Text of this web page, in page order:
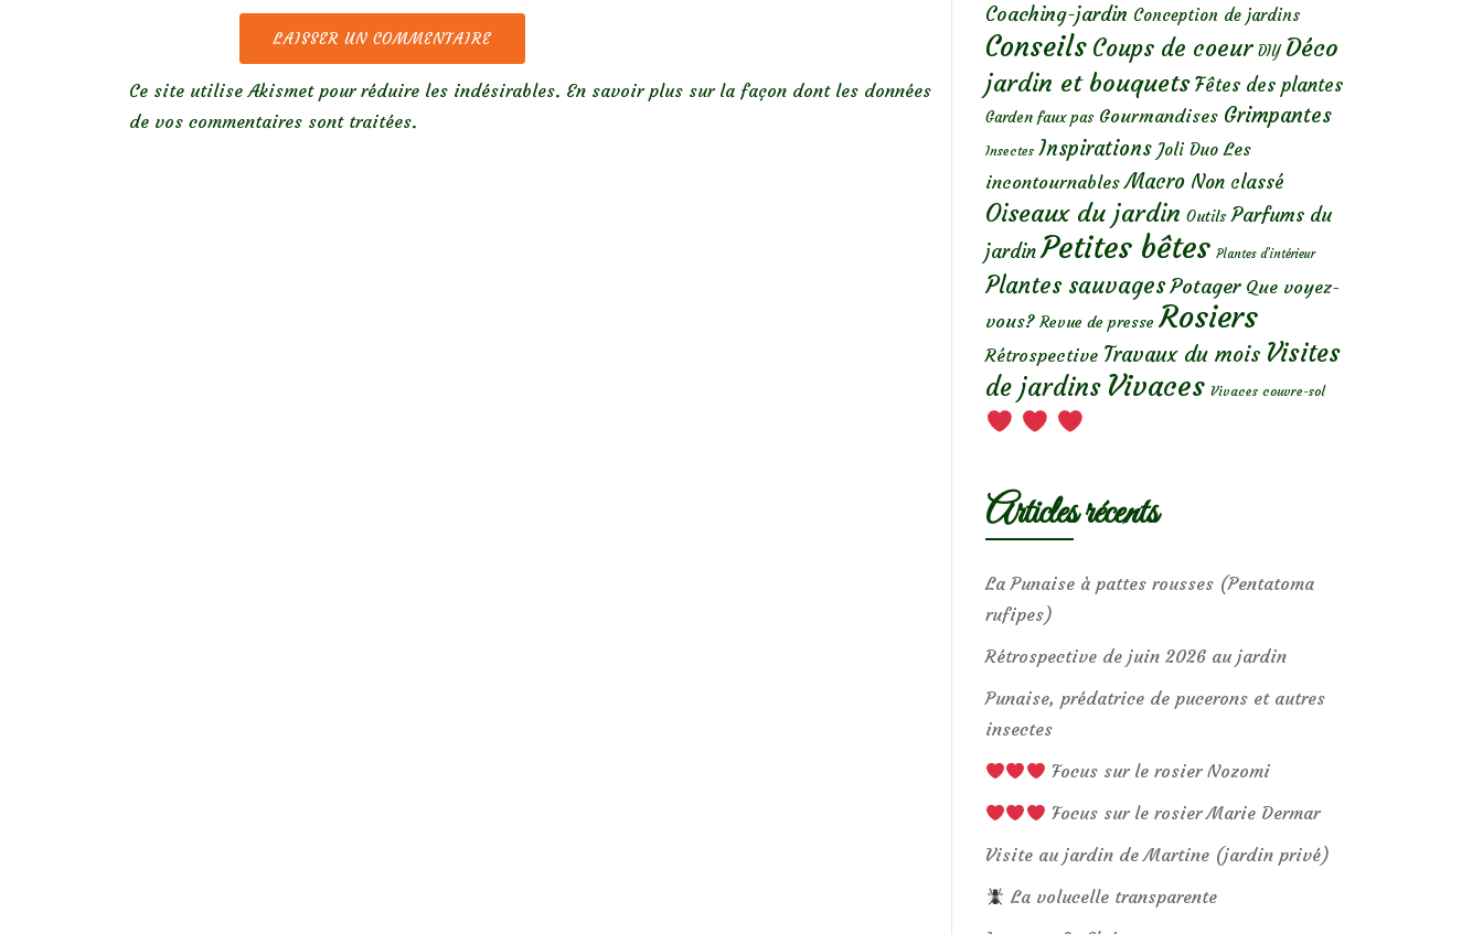
Ce site utilise Akismet pour réduire les indésirables. En savoir plus sur la façon dont les données
de vos commentaires sont traitées.
Coaching-jardin Conception de jardins
Conseils Coups de coeur DIY Déco
jardin et bouquets Fêtes des plantes
Garden faux pas Gourmandises Grimpantes
Insectes Inspirations Joli Duo Les
incontournables Macro Non classé
Oiseaux du jardin Outils Parfums du
jardin Petites bêtes Plantes d’intérieur
Plantes sauvages Potager Que voyez-
vous? Revue de presse Rosiers
Rétrospective Travaux du mois Visites
de jardins Vivaces Vivaces couvre-sol
Articles récents
La Punaise à pattes rousses (Pentatoma
rufipes)
Rétrospective de juin 2026 au jardin
Punaise, prédatrice de pucerons et autres
insectes
Focus sur le rosier Nozomi
Focus sur le rosier Marie Dermar
Visite au jardin de Martine (jardin privé)
La volucelle transparente